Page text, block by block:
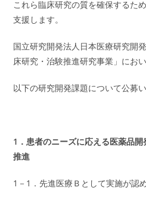
これら臨床研究の質を確保するた
支援します。
国立研究開発法人日本医療研究開
床研究・治験推進研究事業」におい
以下の研究開発課題について公募い
1．患者のニーズに応える医薬品
推進
1－1．先進医療Ｂとして実施が認